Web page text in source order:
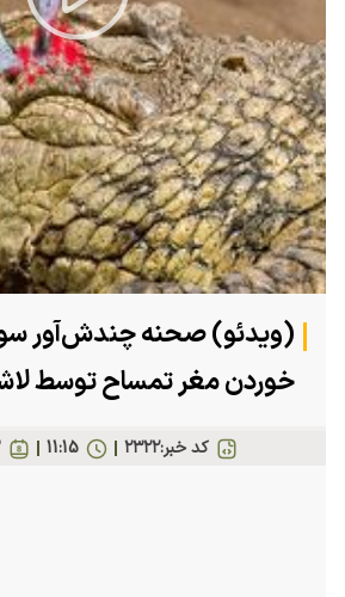
Play
(ویدئو) صحنه چندش‌آور
خوردن مغر تمساح توسط
کد خبر:۲۳۲۲ 11:15